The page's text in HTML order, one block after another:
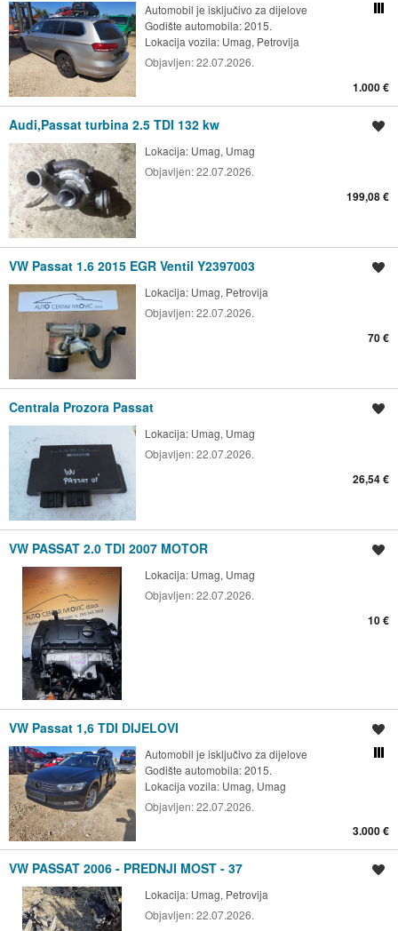
Automobil je isključivo za dijelove
Godište automobila: 2015.
Lokacija vozila: Umag, Petrovija
Objavljen:22.07.2026.
1.000 €
Audi,Passat turbina 2.5 TDI 132 kw
Lokacija: Umag, Umag
Objavljen:22.07.2026.
199,08 €
VW Passat 1.6 2015 EGR Ventil Y2397003
Lokacija: Umag, Petrovija
Objavljen:22.07.2026.
70 €
Centrala Prozora Passat
Lokacija: Umag, Umag
Objavljen:22.07.2026.
26,54 €
VW PASSAT 2.0 TDI 2007 MOTOR
Lokacija: Umag, Umag
Objavljen:22.07.2026.
10 €
VW Passat 1,6 TDI DIJELOVI
Automobil je isključivo za dijelove
Godište automobila: 2015.
Lokacija vozila: Umag, Umag
Objavljen:22.07.2026.
3.000 €
VW PASSAT 2006 - PREDNJI MOST - 37
Lokacija: Umag, Petrovija
Objavljen:22.07.2026.